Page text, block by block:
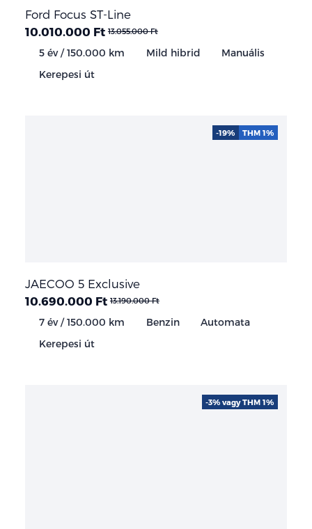
Ford Focus ST-Line
10.010.000 Ft 13.055.000 Ft
5 év / 150.000 km Mild hibrid
Manuális
Kerepesi út
JAECOO 5 Exclusive
10.690.000 Ft 13.190.000 Ft
7 év / 150.000 km Benzin
Automata
Kerepesi út
-19% THM 1%
-3% vagy THM 1%